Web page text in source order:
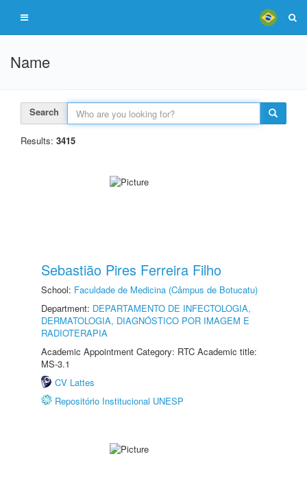
Name
Search
Results: 3415
Sebastião Pires Ferreira Filho
School: Faculdade de Medicina (Câmpus de Botucatu)
Department: DEPARTAMENTO DE INFECTOLOGIA,
DERMATOLOGIA, DIAGNÓSTICO POR IMAGEM E
RADIOTERAPIA
Academic Appointment Category: RTC Academic title:
MS-3.1
CV Lattes
Repositório Institucional UNESP